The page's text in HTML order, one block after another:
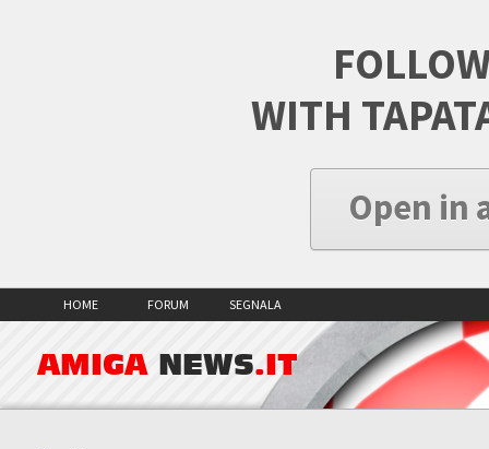
WITH
Open in
HOME FORUM SEGNALA
AMIGA NEWS.IT